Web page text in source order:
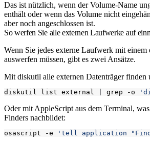
Das ist nützlich, wenn der Volume-Name
enthält oder wenn das Volume nicht
aber noch angeschlossen ist.
So werfen Sie alle externen Laufwerke auf
Wenn Sie jedes externe Laufwerk mit einem
auswerfen müssen, gibt es zwei Ansätze.
Mit diskutil alle externen Datenträger finden
diskutil list external grep -o
Oder mit AppleScript aus dem Terminal,
Finders nachbildet:
osascript -e 'tell application